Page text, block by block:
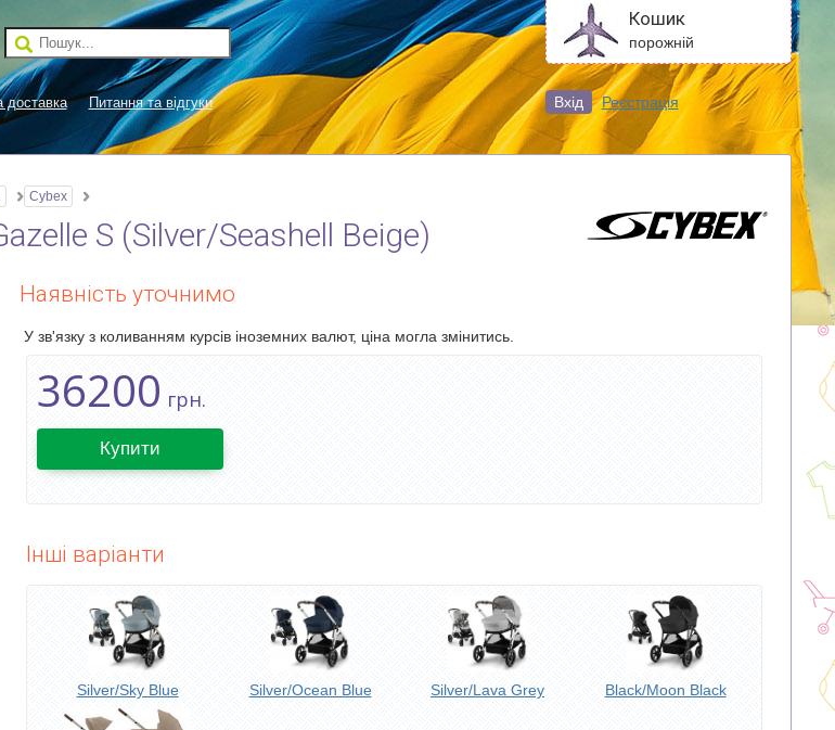
Кошик
порожній
доставка Питання та відгуки Вхід Реєстрація
Cybex
S (Silver/Seashell Beige)
Наявність уточнимо
У зв'язку з коливанням курсів іноземних валют, ціна могла змінитись.
36200 грн.
Купити
Інші варіанти
Silver/Sky Blue Silver/Ocean Blue Silver/Lava Grey Black/Moon Black